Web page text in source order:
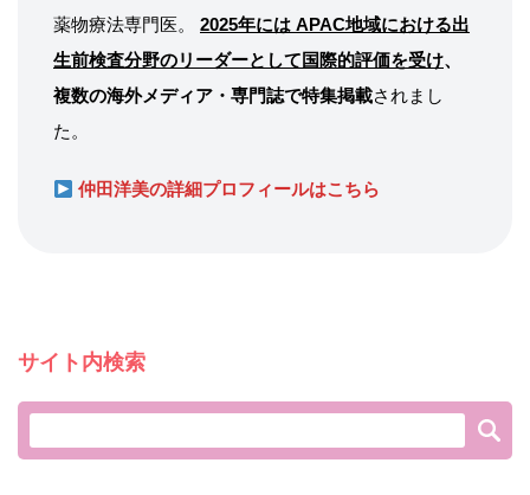
薬物療法専門医。 2025年には APAC地域における出
生前検査分野のリーダーとして国際的評価を受け、
複数の海外メディア・専門誌で特集掲載されまし
た。
仲田洋美の詳細プロフィールはこちら
サイト内検索